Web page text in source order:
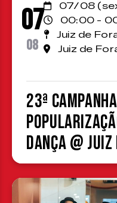
07
08
07/08
00:00 -
Juiz de
Juiz de
23ª
Dança @